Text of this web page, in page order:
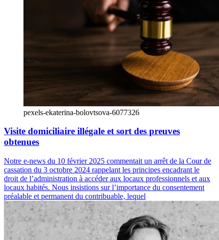
pexels-ekaterina-bolovtsova-6077326
Visite domiciliaire illégale et sort des preuves
obtenues
Notre e-news du 10 février 2025 commentait un arrêt de la Cour de
cassation du 3 octobre 2024 rappelant les principes encadrant le
droit de l’administration à accéder aux locaux professionnels et aux
locaux habités. Nous insistions sur l’importance du consentement
préalable et permanent du contribuable, lequel